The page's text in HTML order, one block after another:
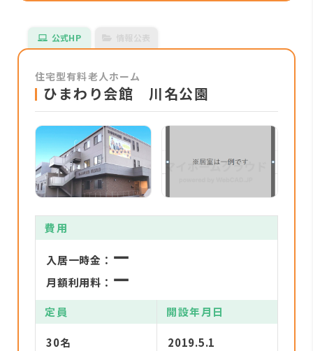
公式HP
住宅型有料老人ホーム
ひまわり会館 川名公園
費用
入居一時金： ー
月額利用料： ー
定員 開設年月日
30名 2019.5.1